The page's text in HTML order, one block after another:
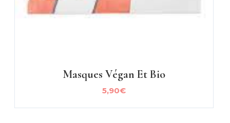
Masques Végan Et Bio
5,90€